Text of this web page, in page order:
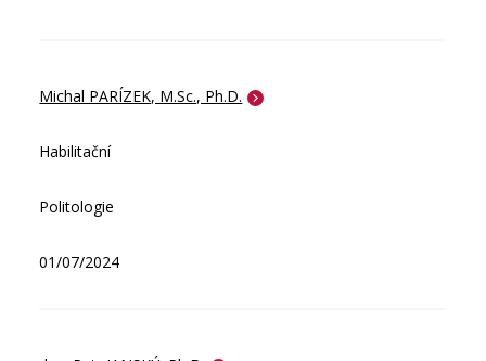
Michal PARÍZEK, M.Sc., Ph.D.
Habilitační
Politologie
01/07/2024